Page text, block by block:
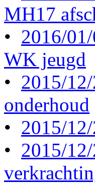
MH17
• 2016/
WK jeugd
• 2015/
onderhoud
• 2015/
• 2015/